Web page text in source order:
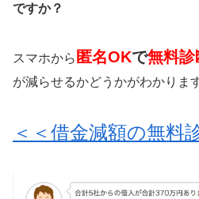
ですか？
スマホから 匿名OKで無料診
が減らせるかどうかがわかります
＜＜借金減額の無料